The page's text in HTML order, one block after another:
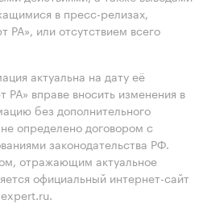
в пресс-релизах,
или отсутствием всего
актуальна на дату её
РА» вправе вносить изменения в
без дополнительного
определено договором с
законодательства РФ.
отражающим актуальное
официальный интернет-сайт